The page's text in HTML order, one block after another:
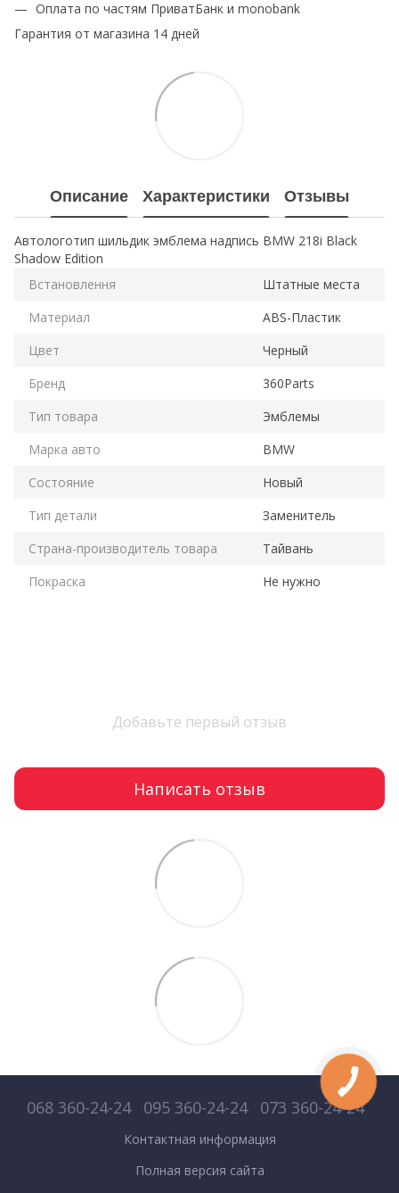
Оплата по частям ПриватБанк и monobank
Гарантия от магазина 14 дней
Описание Характеристики Отзывы
Автологотип шильдик эмблема надпись BMW 218i Black
Shadow Edition
Встановлення
Штатные места
Материал
ABS-Пластик
Цвет
Черный
Бренд
360Parts
Тип товара
Эмблемы
Марка авто
BMW
Состояние
Новый
Тип детали
Заменитель
Страна-производитель товара
Тайвань
Покраска
Не нужно
Добавьте первый отзыв
Написать отзыв
068 360-24-24 095 360-24-24 073 360-24-24
Контактная информация
Полная версия сайта